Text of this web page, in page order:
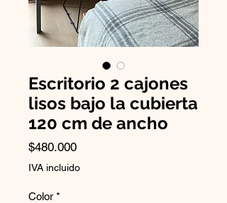
Escritorio 2 cajones
lisos bajo la cubierta
120 cm de ancho
$480.000Precio
IVA incluido
Color *